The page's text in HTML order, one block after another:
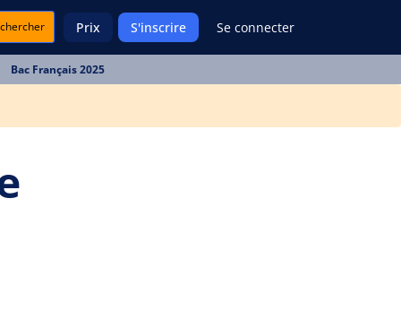
Prix S'inscrire Se connecter
Bac Français 2025